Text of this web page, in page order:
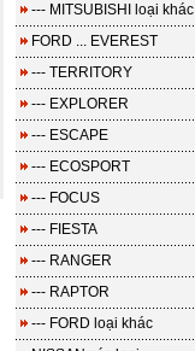
--- MITSUBISHI loại khác
FORD ... EVEREST
--- TERRITORY
--- EXPLORER
--- ESCAPE
--- ECOSPORT
--- FOCUS
--- FIESTA
--- RANGER
--- RAPTOR
--- FORD loại khác